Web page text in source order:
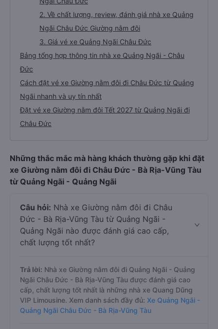
2. Về chất lượng, review, đánh giá nhà xe Quảng
Ngãi Châu Đức Giường nằm đôi
3. Giá vé xe Quảng Ngãi Châu Đức
Bảng tổng hợp thông tin nhà xe Quảng Ngãi - Châu
Đức
Cách đặt vé xe Giường nằm đôi đi Châu Đức từ Quảng
Ngãi nhanh và uy tín nhất
Đặt vé xe Giường nằm đôi Tết 2027 từ Quảng Ngãi đi
Châu Đức
Những thắc mắc mà hàng khách thường gặp khi đặt
xe Giường nằm đôi đi Châu Đức - Bà Rịa-Vũng Tàu
từ Quảng Ngãi - Quảng Ngãi
Câu hỏi: Nhà xe Giường nằm đôi đi Châu
Đức - Bà Rịa-Vũng Tàu từ Quảng Ngãi -
Quảng Ngãi nào được đánh giá cao cấp,
chất lượng tốt nhất?
Trả lời: Nhà xe Giường nằm đôi đi Quảng Ngãi - Quảng
Ngãi Châu Đức - Bà Rịa-Vũng Tàu được đánh giá cao
cấp, chất lượng tốt nhất là những nhà xe Quang Dũng
VIP Limousine. Xem danh sách đầy đủ: Xe Quảng Ngãi -
Quảng Ngãi Châu Đức - Bà Rịa-Vũng Tàu